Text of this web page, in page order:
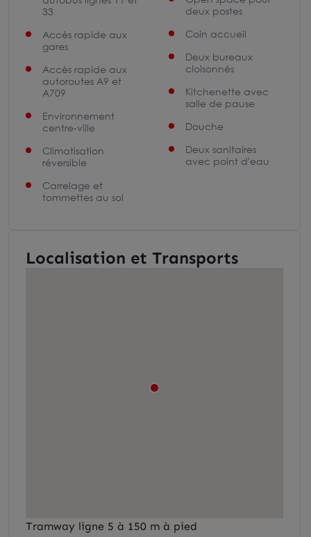
33
Accès rapide aux
gares
Accès rapide aux
autoroutes A9 et
A709
Environnement
centre-ville
Climatisation
réversible
Carrelage et
tommettes au sol
deux postes
Coin accueil
Deux bureaux
cloisonnés
Kitchenette avec
salle de pause
Douche
Deux sanitaires
avec point d'eau
Localisation et Transports
Tramway ligne 5 à 150 m à pied